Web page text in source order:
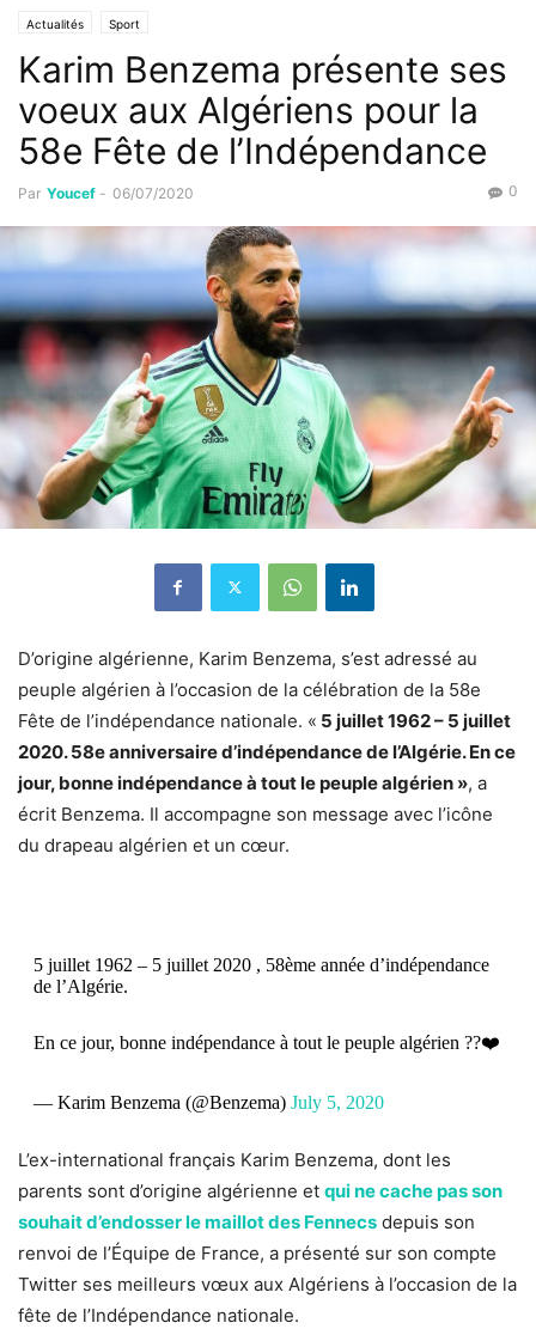
Actualités Sport
Karim Benzema présente ses
voeux aux Algériens pour la
58e Fête de l’Indépendance
Par Youcef - 06/07/2020 0
D’origine algérienne, Karim Benzema, s’est adressé au
peuple algérien à l’occasion de la célébration de la 58e
Fête de l’indépendance nationale. « 5 juillet 1962 – 5 juillet
2020. 58e anniversaire d’indépendance de l’Algérie. En ce
jour, bonne indépendance à tout le peuple algérien », a
écrit Benzema. Il accompagne son message avec l’icône
du drapeau algérien et un cœur.
5 juillet 1962 – 5 juillet 2020 , 58ème année d’indépendance
de l’Algérie.
En ce jour, bonne indépendance à tout le peuple algérien ??❤️
— Karim Benzema (@Benzema) July 5, 2020
L’ex-international français Karim Benzema, dont les
parents sont d’origine algérienne et qui ne cache pas son
souhait d’endosser le maillot des Fennecs depuis son
renvoi de l’Équipe de France, a présenté sur son compte
Twitter ses meilleurs vœux aux Algériens à l’occasion de la
fête de l’Indépendance nationale.